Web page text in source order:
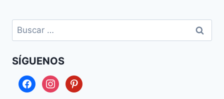
Buscar:
SÍGUENOS
facebookinstagrampinterest